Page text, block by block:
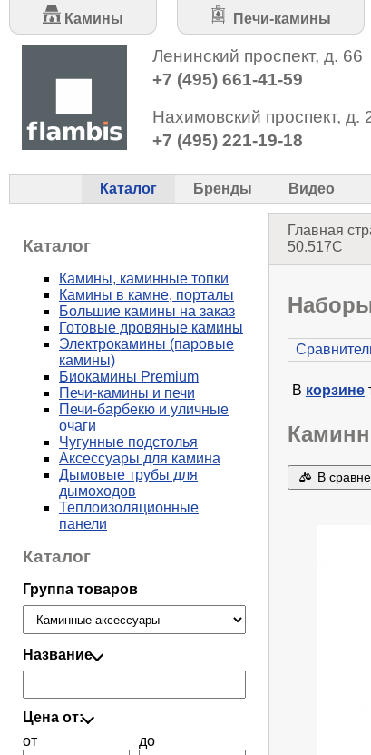
Камины Печи-камины
Ленинский проспект, д. 66
+7 (495) 661-41-59
Нахимовский проспект, д.
+7 (495) 221-19-18
Каталог Бренды Видео
Главная
50.517C
В корзине
В
Каталог
Камины, каминные топки
Камины в камне, порталы
Большие камины на заказ
Готовые дровяные камины
Электрокамины (паровые
камины)
Биокамины Premium
Печи-камины и печи
Печи-барбекю и уличные
очаги
Чугунные подстолья
Аксессуары для камина
Дымовые трубы для
дымоходов
Теплоизоляционные
панели
Каталог
Группа товаров
Название
Цена от:
от
до